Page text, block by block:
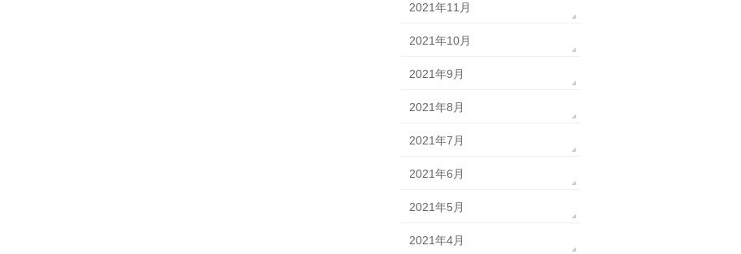
2021年11月
2021年10月
2021年9月
2021年8月
2021年7月
2021年6月
2021年5月
2021年4月